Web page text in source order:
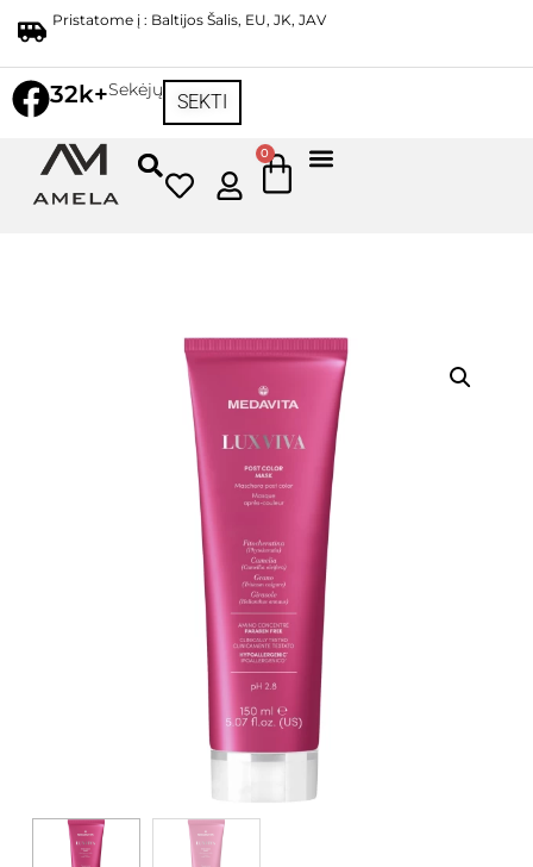
Pristatome į : Baltijos Šalis, EU, JK, JAV
32k+Sekėjų
SEKTI
0